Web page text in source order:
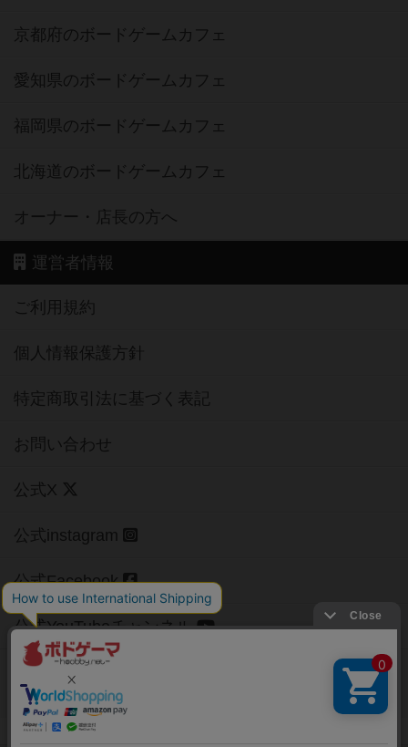
京都府のボードゲームカフェ
愛知県のボードゲームカフェ
福岡県のボードゲームカフェ
北海道のボードゲームカフェ
オーナー・店長の方へ
運営者情報
ご利用規約
個人情報保護方針
特定商取引法に基づく表記
お問い合わせ
公式X
公式instagram
公式Facebook
公式YouTubeチャンネル